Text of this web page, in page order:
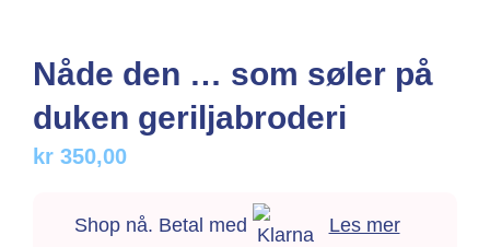
Nåde den … som søler på
duken geriljabroderi
kr 350,00
Shop nå. Betal med Les mer